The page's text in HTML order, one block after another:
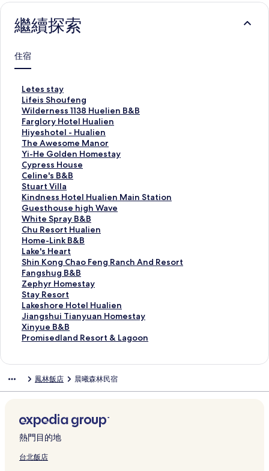
繼續探索
住宿
Letes stay
L
e
t
e
s
s
t
a
y
的
連
結
Lifeis Shoufeng
L
i
f
e
i
s
S
h
o
u
f
e
n
g
的
連
結
Wilderness 1138 Huelien B&B
W
i
l
d
e
r
n
e
s
s
1
1
3
8
H
u
e
l
i
e
n
B
連
結
Farglory Hotel Hualien
F
a
r
g
l
o
r
y
H
o
t
e
l
H
u
a
l
i
e
n
的
Hiyeshotel - Hualien
H
i
y
e
s
h
o
t
e
l
-
H
u
a
l
i
e
n
的
連
The Awesome Manor
T
h
e
A
w
e
s
o
m
e
M
a
n
o
r
的
連
結
Yi-He Golden Homestay
Y
i
-
H
e
G
o
l
d
e
n
H
o
m
e
s
t
a
結
Cypress House
C
y
p
r
e
s
s
H
o
u
s
e
的
連
結
Celine's B&B
C
e
l
i
n
e
'
s
B
&
B
的
連
結
Stuart Villa
S
t
u
a
r
t
V
i
l
l
a
的
連
結
Kindness Hotel Hualien Main Station
K
i
n
d
n
e
s
s
H
o
t
e
l
H
e
a
i
n
S
Guesthouse high Wave
G
u
e
s
t
h
o
u
s
e
h
i
g
e
結
White Spray B&B
W
h
i
t
e
S
p
r
a
y
B
&
結
Chu Resort Hualien
C
h
u
R
e
s
o
r
t
H
u
n
結
Home-Link B&B
H
o
m
e
-
L
i
n
k
B
連
結
Lake's Heart
L
a
k
e
'
s
H
e
a
連
結
Shin Kong Chao Feng Ranch And Resort
S
h
i
n
K
o
n
g
F
g
R
a
n
Fangshug B&B
F
a
n
g
s
h
u
的
Zephyr Homestay
Z
e
p
h
y
r
s
y
的
連
結
Stay Resort
S
t
a
y
R
t
結
Lakeshore Hotel Hualien
L
a
k
e
e
t
e
l
H
Jiangshui Tianyuan Homestay
J
i
a
u
i
a
n
y
Xinyue B&B
X
i
B
的
連
結
Promisedland Resort & Lagoon
P
s
l
a
n
d
鳳林飯店 晨曦森林民宿
熱門目的地
台北飯店